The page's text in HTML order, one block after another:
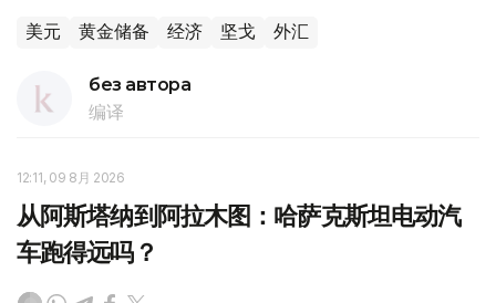
美元 黄金储备 经济 坚戈 外汇
без автора
编译
12:11, 09 8月 2026
从阿斯塔纳到阿拉木图：哈萨克斯坦电动汽
车跑得远吗？